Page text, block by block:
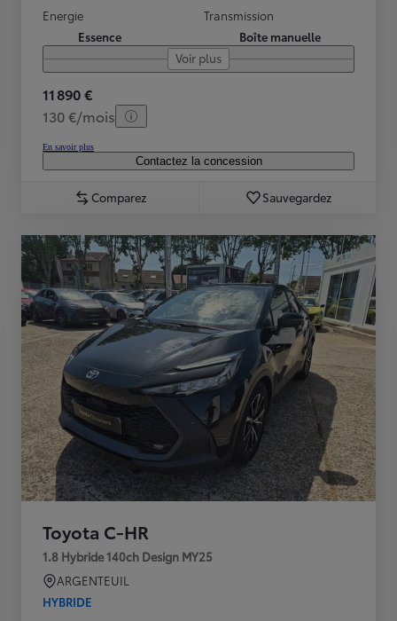
Energie
Essence
Transmission
Boîte manuelle
Voir plus
11 890 €
130 €/mois
En savoir plus
Contactez la concession
Comparez Sauvegardez
Toyota C-HR
1.8 Hybride 140ch Design MY25
ARGENTEUIL
HYBRIDE